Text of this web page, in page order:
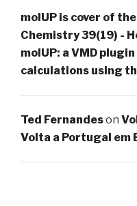
molUP is cover of
Chemistry 39(19) -
molUP: a VMD
calculations using
Ted Fernandeson
Volta a Portugal em